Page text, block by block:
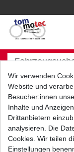
Versand
Wir verwenden
Website und
Besucher:innen
Inhalte und
Drittanbietern
analysieren. Die
Cookies. Wir teilen
Einstellungen